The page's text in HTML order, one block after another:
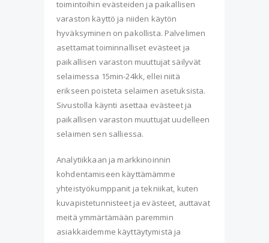
toimintoihin evästeiden ja paikallisen
varaston käyttö ja niiden käytön
hyväksyminen on pakollista. Palvelimen
asettamat toiminnalliset evästeet ja
paikallisen varaston muuttujat säilyvät
selaimessa 15min-24kk, ellei niitä
erikseen poisteta selaimen asetuksista.
Sivustolla käynti asettaa evästeet ja
paikallisen varaston muuttujat uudelleen
selaimen sen salliessa.
Analytiikkaan ja markkinoinnin
kohdentamiseen käyttämämme
yhteistyökumppanit ja tekniikat, kuten
kuvapistetunnisteet ja evästeet, auttavat
meitä ymmärtämään paremmin
asiakkaidemme käyttäytymistä ja